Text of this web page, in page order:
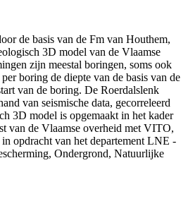
de basis van de Fm van Houthem,
3D model van de Vlaamse
zijn meestal boringen, soms ook
boring de diepte van de basis van de
van de boring. De Roerdalslenk
van seismische data, gecorreleerd
3D model is opgemaakt in het kader
van de Vlaamse overheid met VITO,
opdracht van het departement LNE -
Ondergrond, Natuurlijke